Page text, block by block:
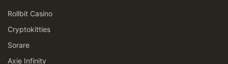
Rollbit Casino
Cryptokitties
Sorare
Axie Infinity